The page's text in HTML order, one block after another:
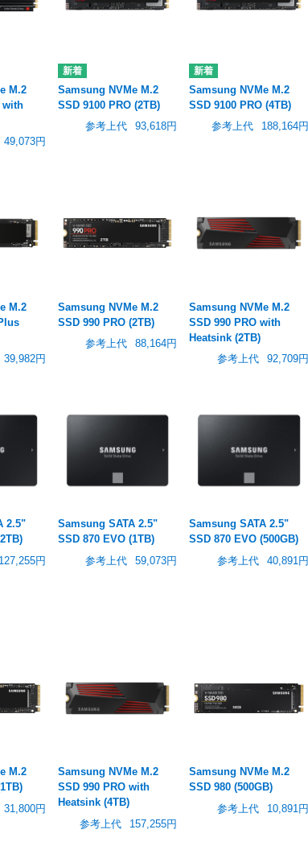
M.2
with
49,073円
Samsung NVMe M.2
SSD 9100 PRO (2TB)
参考上代
93,618円
Samsung NVMe M.2
SSD 9100 PRO (4TB)
参考上代
188,164円
M.2
39,982円
Samsung NVMe M.2
SSD 990 PRO (2TB)
参考上代
88,164円
Samsung NVMe M.2
SSD 990 PRO with
Heatsink (2TB)
参考上代
92,709円
2.5"
127,255円
Samsung SATA 2.5"
SSD 870 EVO (1TB)
参考上代
59,073円
Samsung SATA 2.5"
SSD 870 EVO (500GB)
参考上代
40,891円
M.2
31,800円
Samsung NVMe M.2
SSD 990 PRO with
Heatsink (4TB)
参考上代
157,255円
Samsung NVMe M.2
SSD 980 (500GB)
参考上代
10,891円